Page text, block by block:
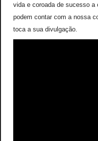
vida e coroada de sucesso
podem contar com a nossa
toca a sua divulgação.